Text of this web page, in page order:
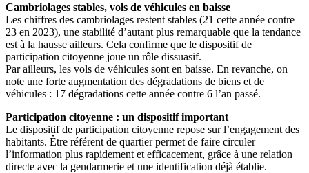
Cambriolages stables, vols de véhicules en baisse
Les chiffres des cambriolages restent stables (21 cette année contre
23 en 2023), une stabilité d’autant plus remarquable que la tendance
est à la hausse ailleurs. Cela confirme que le dispositif de
participation citoyenne joue un rôle dissuasif.
Par ailleurs, les vols de véhicules sont en baisse. En revanche, on
note une forte augmentation des dégradations de biens et de
véhicules : 17 dégradations cette année contre 6 l’an passé.
Participation citoyenne : un dispositif important
Le dispositif de participation citoyenne repose sur l’engagement des
habitants. Être référent de quartier permet de faire circuler
l’information plus rapidement et efficacement, grâce à une relation
directe avec la gendarmerie et une identification déjà établie.